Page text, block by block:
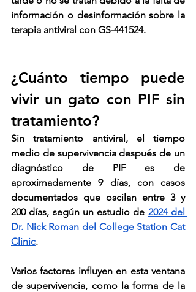
información o desinformación sobre la
terapia antiviral con GS-441524.
¿Cuánto tiempo puede
vivir un gato con PIF sin
tratamiento?
Sin tratamiento antiviral, el tiempo
medio de supervivencia después de un
diagnóstico de PIF es de
aproximadamente 9 días, con casos
documentados que oscilan entre 3 y
200 días, según un estudio de 2024 del
Dr. Nick Roman del College Station Cat
Clinic.
Varios factores influyen en esta ventana
de supervivencia, como la forma de la